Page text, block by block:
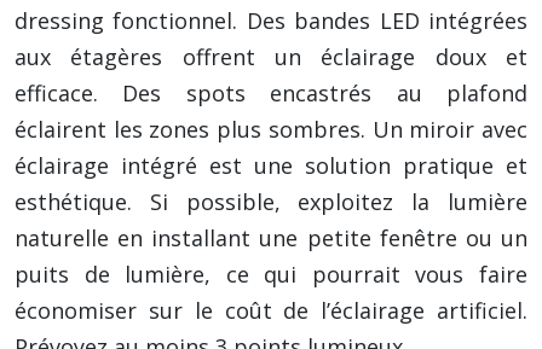
dressing fonctionnel. Des bandes LED intégrées
aux étagères offrent un éclairage doux et
efficace. Des spots encastrés au plafond
éclairent les zones plus sombres. Un miroir avec
éclairage intégré est une solution pratique et
esthétique. Si possible, exploitez la lumière
naturelle en installant une petite fenêtre ou un
puits de lumière, ce qui pourrait vous faire
économiser sur le coût de l’éclairage artificiel.